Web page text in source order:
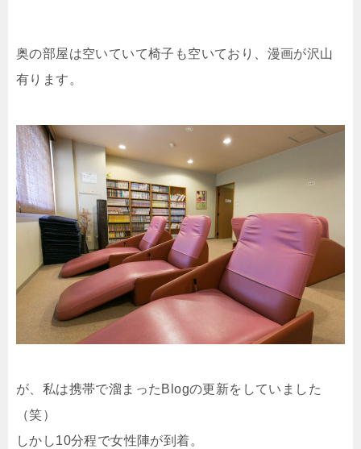
奥の部屋は空いていて椅子も空いており、漫画が沢山
有ります。
が、私は携帯で溜まったBlogの更新をしていました
（笑）
しかし10分程で女性陣が到着。